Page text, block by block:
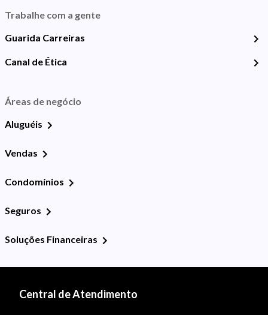
Trabalhe com a gente
Guarida Carreiras
Canal de Ética
Áreas de negócio
Aluguéis
Vendas
Condomínios
Seguros
Soluções Financeiras
Central de Atendimento